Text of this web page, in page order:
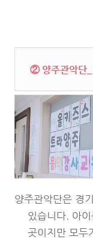
② 양주관악단_
양주관악단은 경
있습니다. 아
곳이지만 모두